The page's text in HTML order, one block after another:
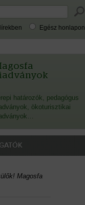
Egész honlapon
határozók, pedagógus
ökoturisztikai
Magosfa